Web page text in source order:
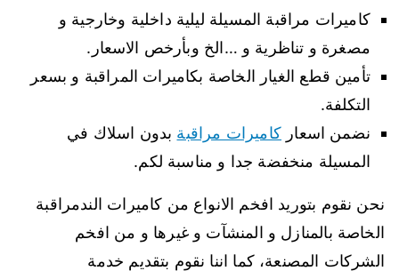
كاميرات مراقبة المسيلة ليلية داخلية وخارجية و
مصغرة و تناظرية و …الخ وبأرخص الاسعار.
تأمين قطع الغيار الخاصة بكاميرات المراقبة و بسعر
التكلفة.
نضمن اسعار كاميرات مراقبة بدون اسلاك في
المسيلة منخفضة جدا و مناسبة لكم.
نحن نقوم بتوريد افخم الانواع من كاميرات الندمراقبة
الخاصة بالمنازل و المنشآت و غيرها و من افخم
الشركات المصنعة، كما اننا نقوم بتقديم خدمة